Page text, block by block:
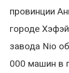
провинции
городе
завода Nio
000 машин в